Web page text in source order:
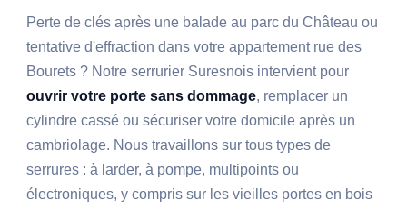
Perte de clés après une balade au parc du Château ou
tentative d'effraction dans votre appartement rue des
Bourets ? Notre serrurier Suresnois intervient pour
ouvrir votre porte sans dommage, remplacer un
cylindre cassé ou sécuriser votre domicile après un
cambriolage. Nous travaillons sur tous types de
serrures : à larder, à pompe, multipoints ou
électroniques, y compris sur les vieilles portes en bois